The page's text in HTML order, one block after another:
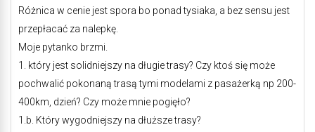
Różnica w cenie jest spora bo ponad tysiaka, a bez sensu jest
przepłacać za nalepkę.
Moje pytanko brzmi.
1. który jest solidniejszy na długie trasy? Czy ktoś się może
pochwalić pokonaną trasą tymi modelami z pasażerką np 200-
400km, dzień? Czy może mnie pogięło?
1.b. Który wygodniejszy na dłuższe trasy?